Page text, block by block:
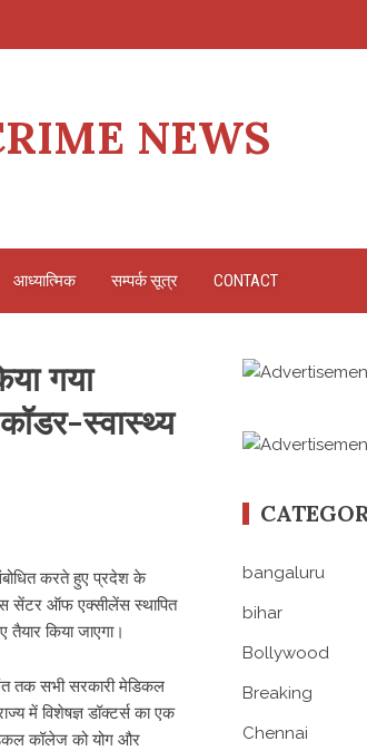
NEWS
आध्यात्मिक सम्पर्क सूत्र CONTACT
गया
स्वास्थ्य
करते हुए प्रदेश के
सेंटर ऑफ एक्सीलेंस स्थापित
किया जाएगा।
तक सभी सरकारी मेडिकल
में विशेषज्ञ डॉक्टर्स का एक
कॉलेज को योग और
bangaluru
bihar
Bollywood
Breaking
Chennai